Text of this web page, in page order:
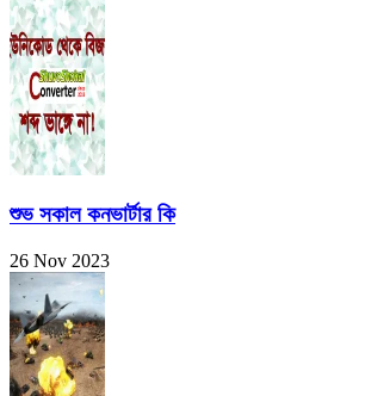
শুভ সকাল কনভার্টার কি
26 Nov 2023